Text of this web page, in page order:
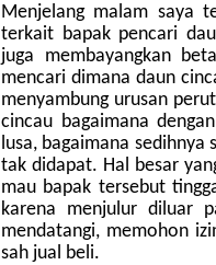
Menjelang malam saya
terkait bapak pencari
juga membayangkan
mencari dimana daun
menyambung urusan
cincau bagaimana
lusa, bagaimana
tak didapat. Hal besar
mau bapak tersebut
karena menjulur diluar
mendatangi, memohon
sah jual beli.